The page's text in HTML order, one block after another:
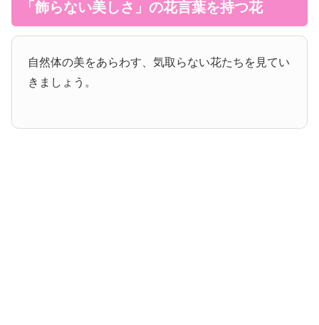
「飾らない美しさ」の花言葉を持つ花
自然体の美をあらわす、気取らない花たちを見てい
きましょう。